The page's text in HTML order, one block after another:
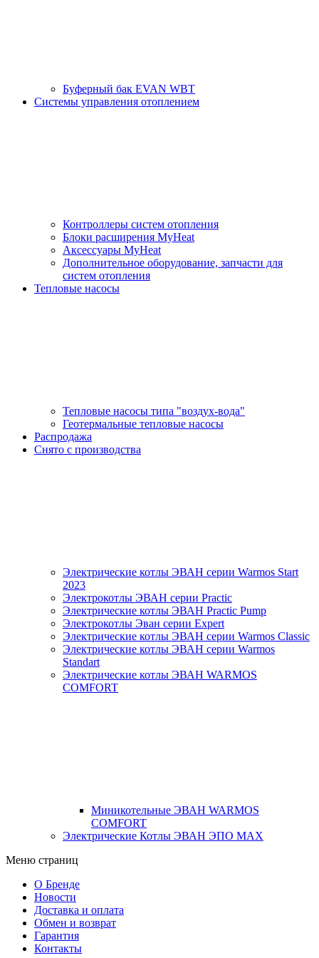
Буферный бак EVAN WBT
Системы управления отоплением
Контроллеры систем отопления
Блоки расширения MyHeat
Аксессуары MyHeat
Дополнительное оборудование, запчасти для
систем отопления
Тепловые насосы
Тепловые насосы типа "воздух-вода"
Геотермальные тепловые насосы
Распродажа
Снято с производства
Электрические котлы ЭВАН серии Warmos Start
2023
Электрокотлы ЭВАН серии Practic
Электрические котлы ЭВАН Practic Pump
Электрокотлы Эван серии Expert
Электрические котлы ЭВАН серии Warmos Classic
Электрические котлы ЭВАН серии Warmos
Standart
Электрические котлы ЭВАН WARMOS
COMFORT
Миникотельные ЭВАН WARMOS
COMFORT
Электрические Котлы ЭВАН ЭПО MAX
Меню страниц
О Бренде
Новости
Доставка и оплата
Обмен и возврат
Гарантия
Контакты